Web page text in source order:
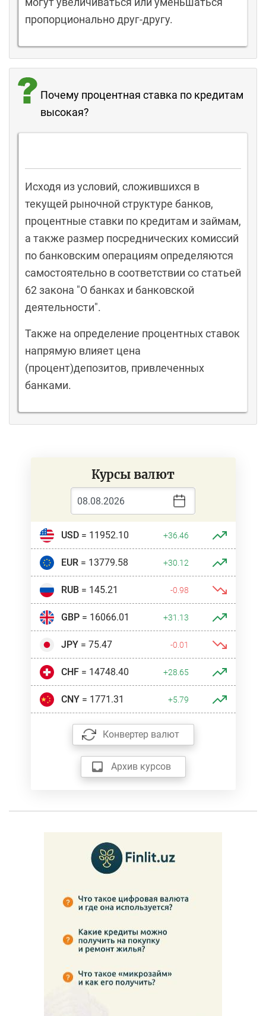
пропорционально друг-другу.
Почему процентная ставка по кредитам
высокая?
Исходя из условий, сложившихся в
текущей рыночной структуре банков,
процентные ставки по кредитам и займам,
а также размер посреднических комиссий
по банковским операциям определяются
самостоятельно в соответствии со статьей
62 закона "О банках и банковской
деятельности".
Также на определение процентных ставок
напрямую влияет цена
(процент)депозитов, привлеченных
банками.
Курсы валют
USD= 11952.10 +36.46
EUR= 13779.58 +30.12
RUB= 145.21 -0.98
GBP= 16066.01 +31.13
JPY= 75.47 -0.01
CHF= 14748.40 +28.65
CNY= 1771.31 +5.79
Конвертер валют
Архив курсов